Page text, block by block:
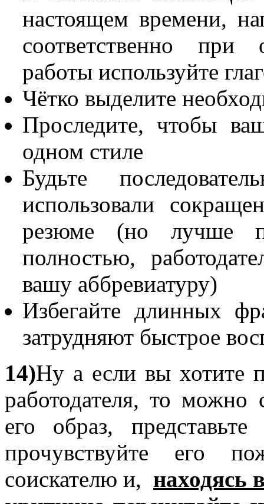
настоящем времени,
соответственно
работы используйте
Чётко выделите
Проследите, чтобы
одном стиле
Будьте
использовали
резюме (но лучше
полностью,
вашу аббревиатуру)
Избегайте длинных
затрудняют быстрое
14)Ну а если вы хотите
работодателя, то можно
его образ,
прочувствуйте его
соискателю и, находясь